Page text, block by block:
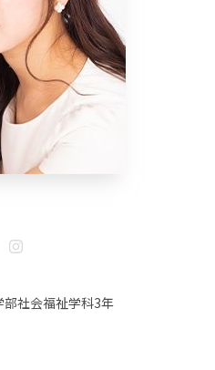
社会福祉学科3年